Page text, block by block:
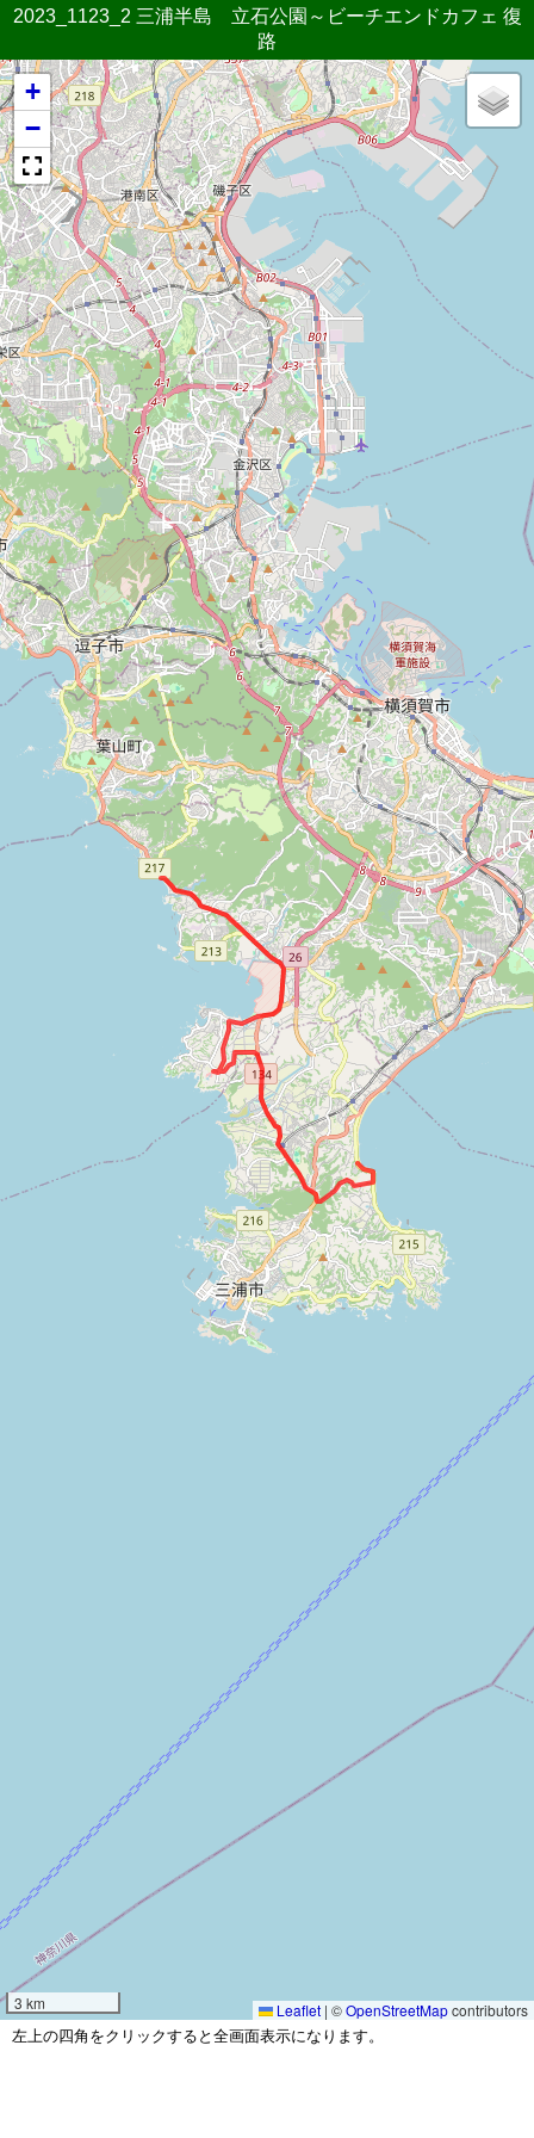
2023_1123_2 三浦半島 立石公園～ビーチエンドカフェ 復
路
+
−
3 km Leaflet | ©OpenStreetMapcontributors
左上の四角をクリックすると全画面表示になります。